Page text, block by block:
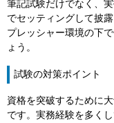
筆記試験だけでなく、
でセッティングして披
プレッシャー環境の下
ょう。
試験の対策ポイント
資格を突破するために
です。実務経験を多く